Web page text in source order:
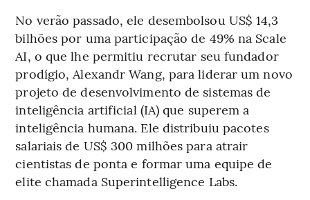
No verão passado, ele desembolsou US$ 14,3
bilhões por uma participação de 49% na Scale
AI, o que lhe permitiu recrutar seu fundador
prodígio, Alexandr Wang, para liderar um novo
projeto de desenvolvimento de sistemas de
inteligência artificial (IA) que superem a
inteligência humana. Ele distribuiu pacotes
salariais de US$ 300 milhões para atrair
cientistas de ponta e formar uma equipe de
elite chamada Superintelligence Labs.